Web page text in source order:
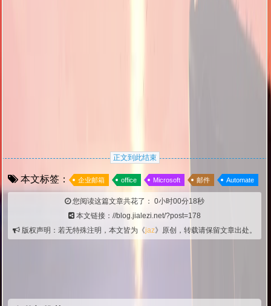
正文到此结束
本文标签： 企业邮箱 office Microsoft 邮件 Automate
您阅读这篇文章共花了： 0小时00分19秒
本文链接：//blog.jialezi.net/?post=178
版权声明：若无特殊注明，本文皆为《jaz》原创，转载请保留文章出处。